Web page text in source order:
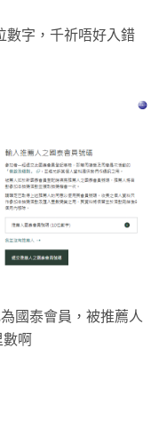
數字，千祈唔好入錯
國泰會員，被推薦人
啊